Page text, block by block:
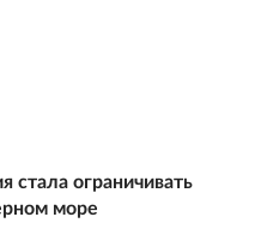
стала ограничивать
море